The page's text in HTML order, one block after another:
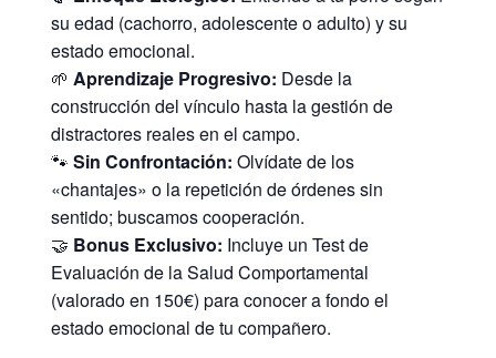
su edad (cachorro, adolescente o adulto) y su
estado emocional.
🌱Aprendizaje Progresivo: Desde la
construcción del vínculo hasta la gestión de
distractores reales en el campo.
🐾Sin Confrontación: Olvídate de los
«chantajes» o la repetición de órdenes sin
sentido; buscamos cooperación.
🤝 Bonus Exclusivo: Incluye un Test de
Evaluación de la Salud Comportamental
(valorado en 150€) para conocer a fondo el
estado emocional de tu compañero.